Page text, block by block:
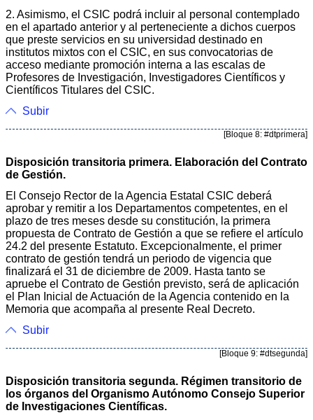
2. Asimismo, el CSIC podrá incluir al personal contemplado
en el apartado anterior y al perteneciente a dichos cuerpos
que preste servicios en su universidad destinado en
institutos mixtos con el CSIC, en sus convocatorias de
acceso mediante promoción interna a las escalas de
Profesores de Investigación, Investigadores Científicos y
Científicos Titulares del CSIC.
Subir
[Bloque 8: #dtprimera]
Disposición transitoria primera. Elaboración del Contrato
de Gestión.
El Consejo Rector de la Agencia Estatal CSIC deberá
aprobar y remitir a los Departamentos competentes, en el
plazo de tres meses desde su constitución, la primera
propuesta de Contrato de Gestión a que se refiere el artículo
24.2 del presente Estatuto. Excepcionalmente, el primer
contrato de gestión tendrá un periodo de vigencia que
finalizará el 31 de diciembre de 2009. Hasta tanto se
apruebe el Contrato de Gestión previsto, será de aplicación
el Plan Inicial de Actuación de la Agencia contenido en la
Memoria que acompaña al presente Real Decreto.
Subir
[Bloque 9: #dtsegunda]
Disposición transitoria segunda. Régimen transitorio de
los órganos del Organismo Autónomo Consejo Superior
de Investigaciones Científicas.